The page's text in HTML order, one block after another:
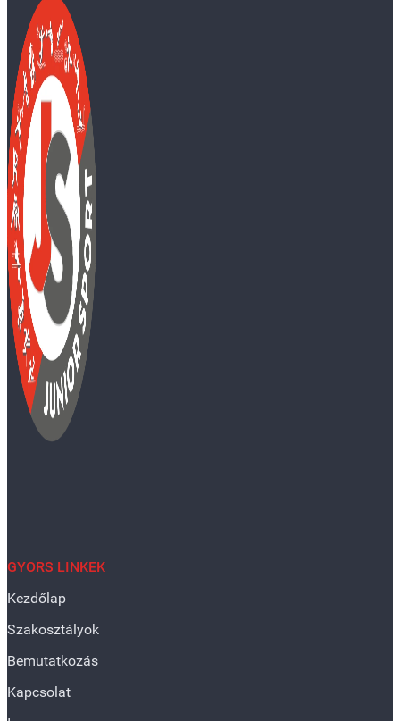
GYORS LINKEK
Kezdőlap
Szakosztályok
Bemutatkozás
Kapcsolat